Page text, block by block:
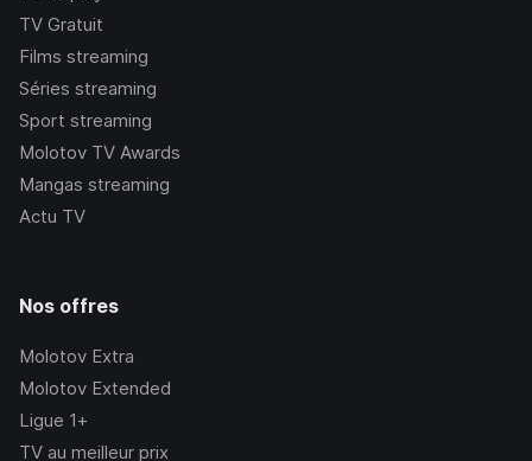
TV Gratuit
Films streaming
Séries streaming
Sport streaming
Molotov TV Awards
Mangas streaming
Actu TV
Nos offres
Molotov Extra
Molotov Extended
Ligue 1+
TV au meilleur prix